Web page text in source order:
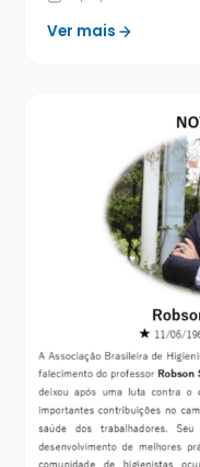
Ver mais